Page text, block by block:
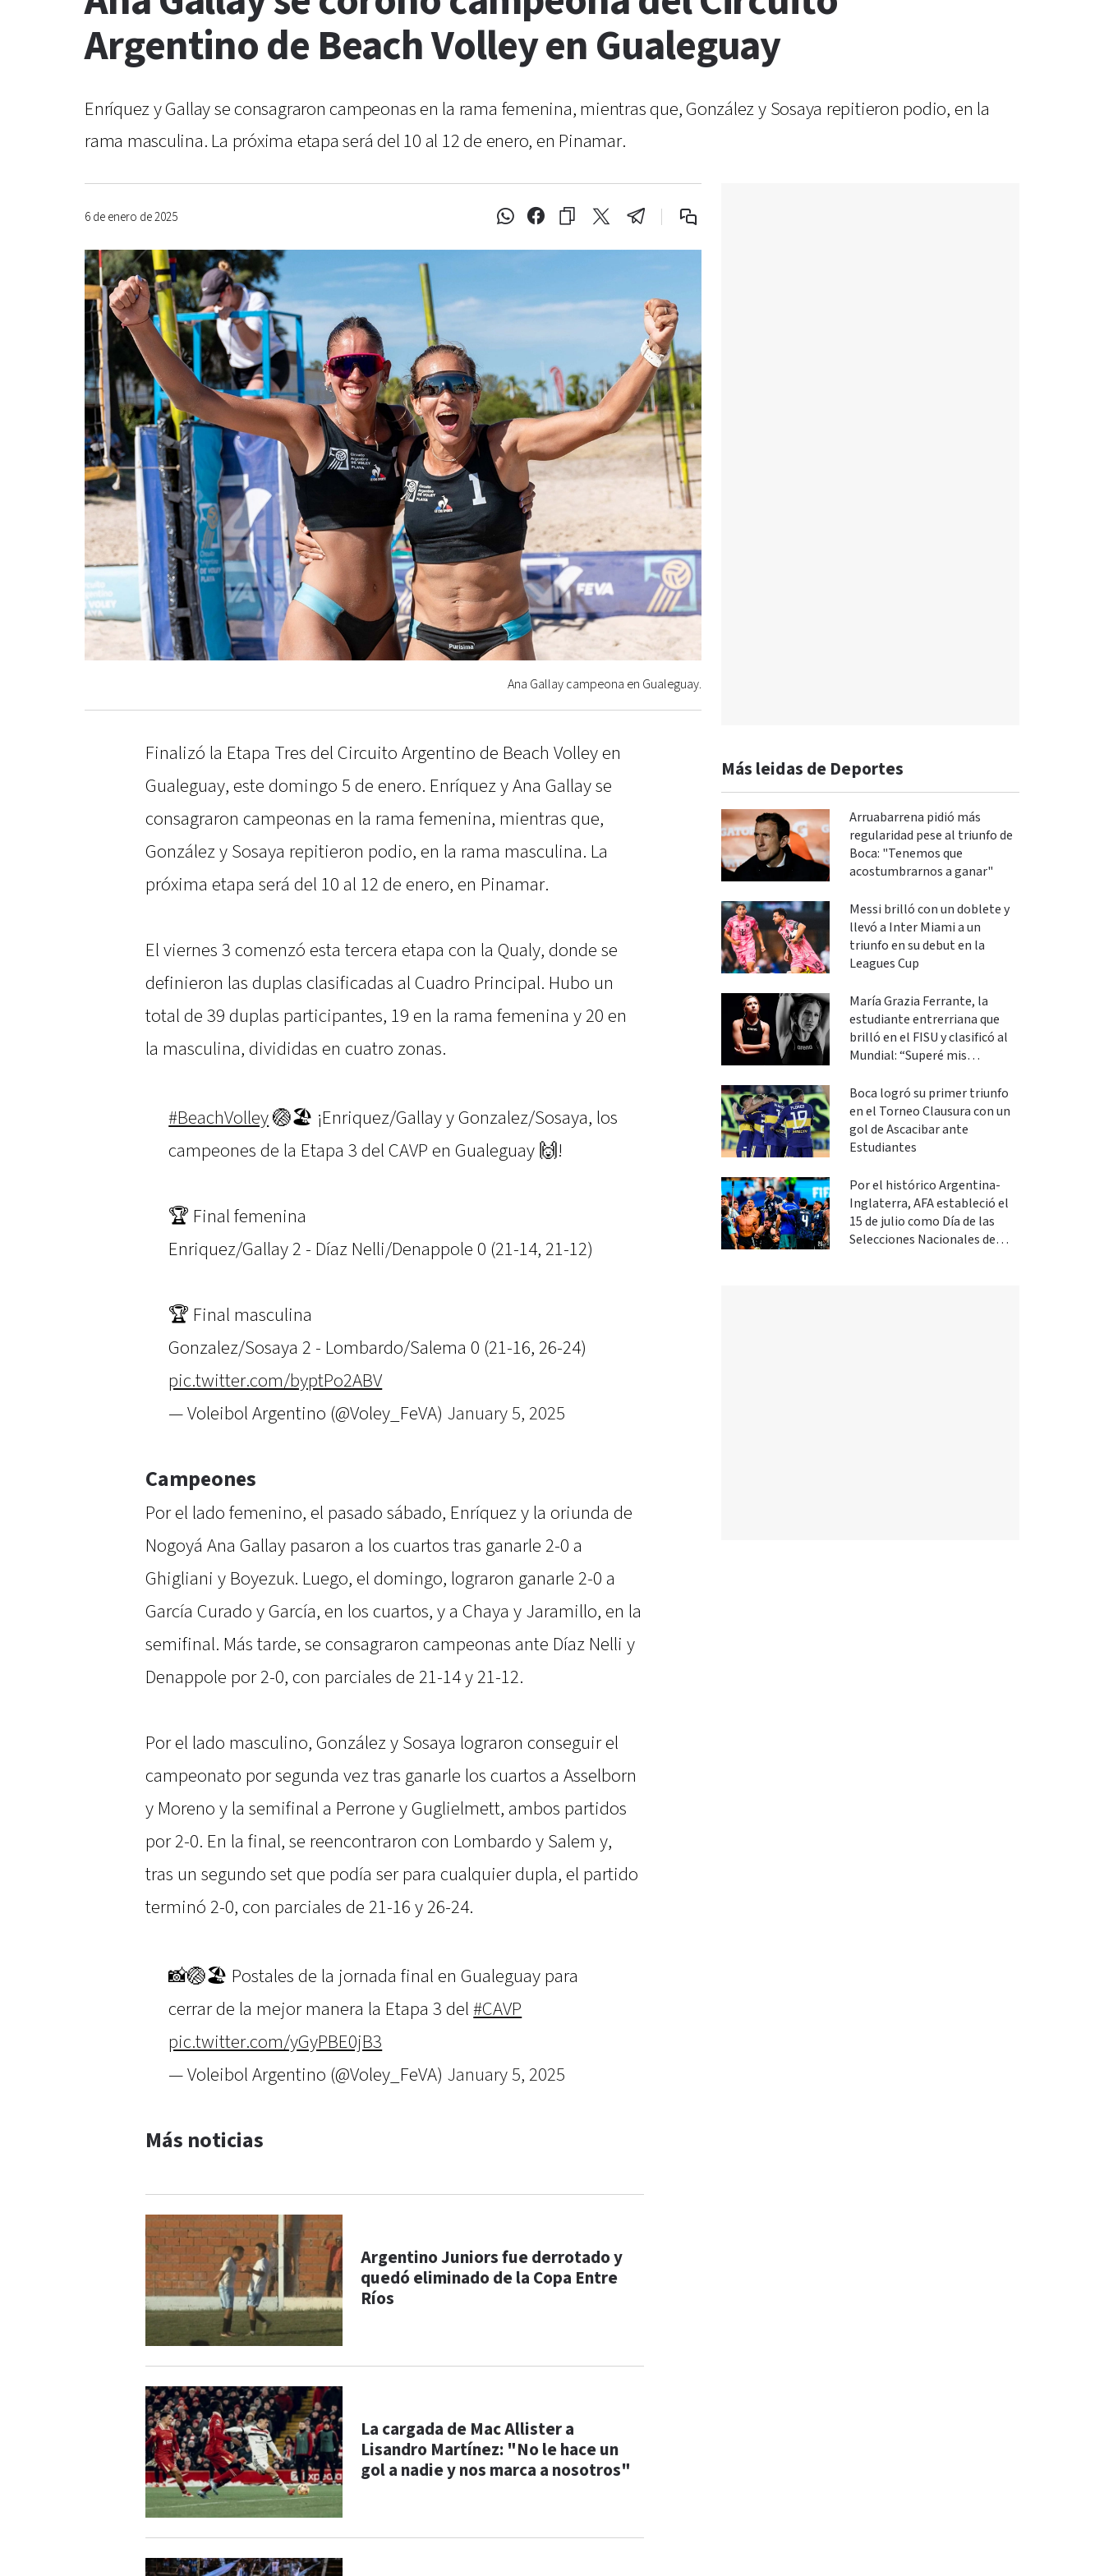
Argentino de Beach Volley en Gualeguay
Enríquez y Gallay se consagraron campeonas en la rama femenina, mientras que, González y Sosaya repitieron podio, en la
rama masculina. La próxima etapa será del 10 al 12 de enero, en Pinamar.
6 de enero de 2025
Ana Gallay campeona en Gualeguay.
Finalizó la Etapa Tres del Circuito Argentino de Beach Volley en
Gualeguay, este domingo 5 de enero. Enríquez y Ana Gallay se
consagraron campeonas en la rama femenina, mientras que,
González y Sosaya repitieron podio, en la rama masculina. La
próxima etapa será del 10 al 12 de enero, en Pinamar.
El viernes 3 comenzó esta tercera etapa con la Qualy, donde se
definieron las duplas clasificadas al Cuadro Principal. Hubo un
total de 39 duplas participantes, 19 en la rama femenina y 20 en
la masculina, divididas en cuatro zonas.
#BeachVolley🏐🏖️ ¡Enriquez/Gallay y Gonzalez/Sosaya, los
campeones de la Etapa 3 del CAVP en Gualeguay 🙌!
🏆 Final femenina
Enriquez/Gallay 2 - Díaz Nelli/Denappole 0 (21-14, 21-12)
🏆 Final masculina
Gonzalez/Sosaya 2 - Lombardo/Salema 0 (21-16, 26-24)
pic.twitter.com/byptPo2ABV
— Voleibol Argentino (@Voley_FeVA) January 5, 2025
Campeones
Por el lado femenino, el pasado sábado, Enríquez y la oriunda de
Nogoyá Ana Gallay pasaron a los cuartos tras ganarle 2-0 a
Ghigliani y Boyezuk. Luego, el domingo, lograron ganarle 2-0 a
García Curado y García, en los cuartos, y a Chaya y Jaramillo, en la
semifinal. Más tarde, se consagraron campeonas ante Díaz Nelli y
Denappole por 2-0, con parciales de 21-14 y 21-12.
Por el lado masculino, González y Sosaya lograron conseguir el
campeonato por segunda vez tras ganarle los cuartos a Asselborn
y Moreno y la semifinal a Perrone y Guglielmett, ambos partidos
por 2-0. En la final, se reencontraron con Lombardo y Salem y,
tras un segundo set que podía ser para cualquier dupla, el partido
terminó 2-0, con parciales de 21-16 y 26-24.
📸🏐🏖 Postales de la jornada final en Gualeguay para
cerrar de la mejor manera la Etapa 3 del#CAVP
pic.twitter.com/yGyPBE0jB3
— Voleibol Argentino (@Voley_FeVA) January 5, 2025
Más noticias
Argentino Juniors fue derrotado y
quedó eliminado de la Copa Entre
Ríos
La cargada de Mac Allister a
Lisandro Martínez: "No le hace un
gol a nadie y nos marca a nosotros"
Más leidas de Deportes
Arruabarrena pidió más
regularidad pese al triunfo de
Boca: "Tenemos que
acostumbrarnos a ganar"
Messi brilló con un doblete y
llevó a Inter Miami a un
triunfo en su debut en la
Leagues Cup
María Grazia Ferrante, la
estudiante entrerriana que
brilló en el FISU y clasificó al
Mundial: “Superé mis
Boca logró su primer triunfo
en el Torneo Clausura con un
gol de Ascacibar ante
Estudiantes
Por el histórico Argentina-
Inglaterra, AFA estableció el
15 de julio como Día de las
Selecciones Nacionales de